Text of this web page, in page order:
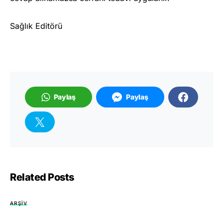
Sağlık Editörü
Paylaş Paylaş
Related Posts
ARŞIV